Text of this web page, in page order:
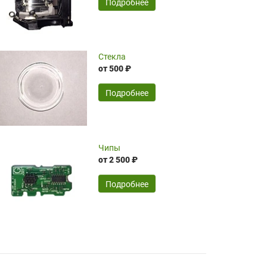
оптимизированной стоимости, чему
чрезмерно благодарны!)))
24.04.2026
широкий ассортимент ламп, как оригиналов,
так и аналогов.Быстрое оформление и
передача в доставку, приемлемые цены. Мне
понравилось.
Читать полностью
16.04.2026
Подробнее
Стекла
от 500 ₽
Подробнее
Чипы
от 2 500 ₽
Подробнее